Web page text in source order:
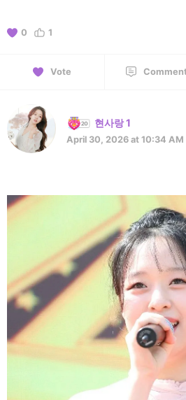
0 1
Vote
현사랑 1
April 30, 2026 at 10:34 AM